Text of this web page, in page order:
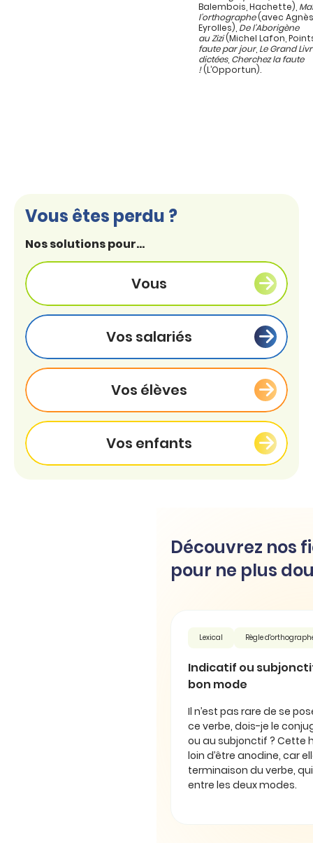
Balembois, Hachette),
l’orthographe(avec
Eyrolles), De l’Aborigène
au Zizi(Michel Lafon,
faute par jour, Le Grand
dictées, Cherchez la faute
!(L’Opportun).
Vous êtes perdu ?
Nos solutions pour...
Vous
Vos salariés
Vos élèves
Vos enfants
Découvrez nos
pour ne plus
Lexical Règle
Indicatif ou
bon mode
Il n’est pas rare de se
ce verbe, dois-je le
ou au subjonctif ? Cette
loin d’être anodine, car
terminaison du verbe,
entre les deux modes.